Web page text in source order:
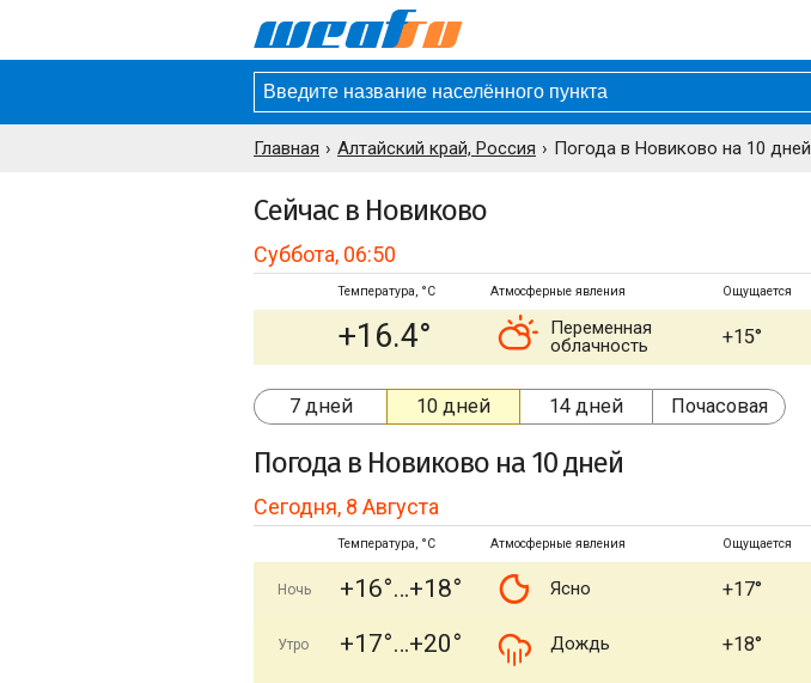
Главная Алтайский край, Россия Погода в Новиково на 10 дней
Сейчас в Новиково
Суббота, 06:50
Температура, °C Атмосферные явления Ощущается
+16.4°
Переменная
облачность
+15°
7 дней 10 дней 14 дней Почасовая
Погода в Новиково на 10 дней
Сегодня, 8 Августа
Температура, °C Атмосферные явления Ощущается
Ночь +16° +18° Ясно +17°
Утро +17° +20° Дождь +18°